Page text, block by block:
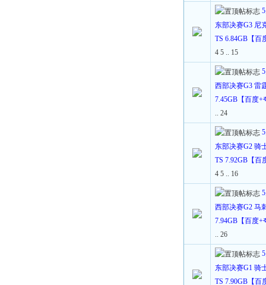
东部决赛G3 尼
TS 6.84GB【百
4 5 15
西部决赛G3 雷
7.45GB【百度+
..24
东部决赛G2 骑
TS 7.92GB【百
4 5 16
西部决赛G2 马
7.94GB【百度+
..26
东部决赛G1 骑
TS 7.90GB【百